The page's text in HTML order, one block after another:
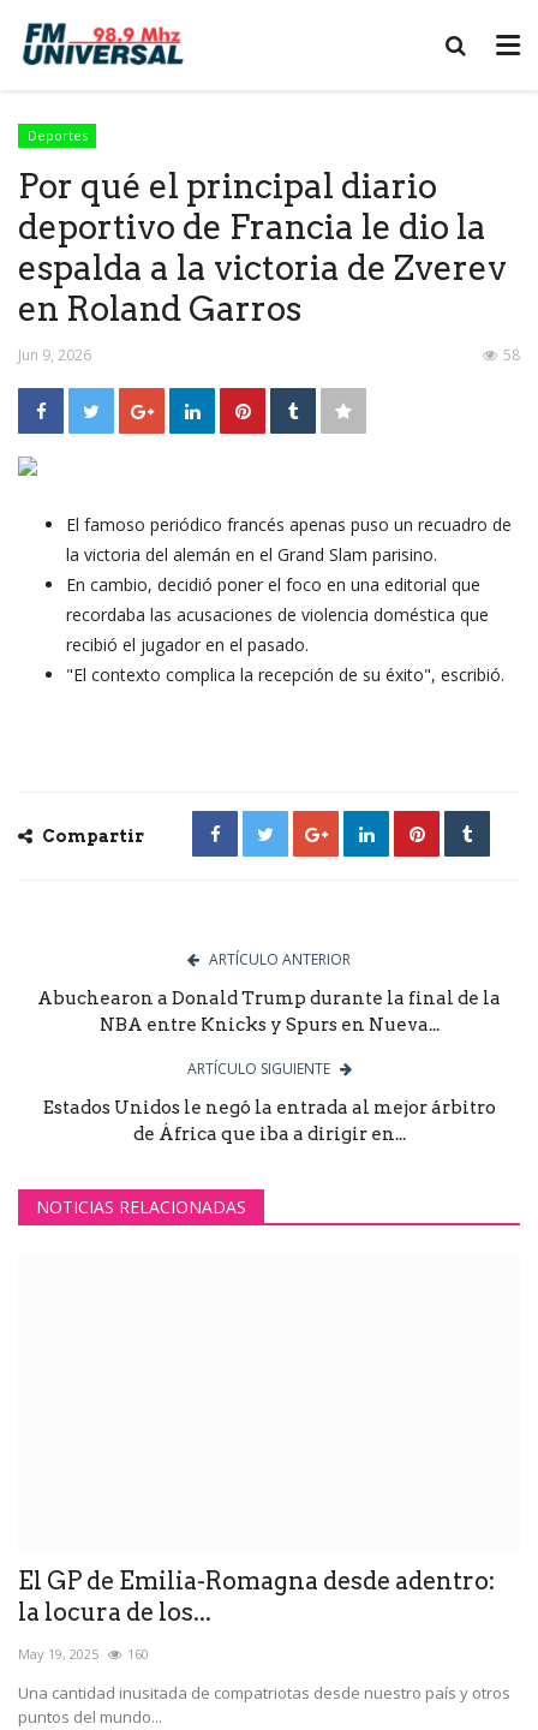
Deportes
Por qué el principal diario
deportivo de Francia le dio la
espalda a la victoria de Zverev
en Roland Garros
Jun 9, 2026 58
El famoso periódico francés apenas puso un recuadro de
la victoria del alemán en el Grand Slam parisino.
En cambio, decidió poner el foco en una editorial que
recordaba las acusaciones de violencia doméstica que
recibió el jugador en el pasado.
"El contexto complica la recepción de su éxito", escribió.
Compartir
ARTÍCULO ANTERIOR
Abuchearon a Donald Trump durante la final de la
NBA entre Knicks y Spurs en Nueva...
ARTÍCULO SIGUIENTE
Estados Unidos le negó la entrada al mejor árbitro
de África que iba a dirigir en...
NOTICIAS RELACIONADAS
El GP de Emilia-Romagna desde adentro:
la locura de los...
May 19, 2025 160
Una cantidad inusitada de compatriotas desde nuestro país y otros
puntos del mundo...